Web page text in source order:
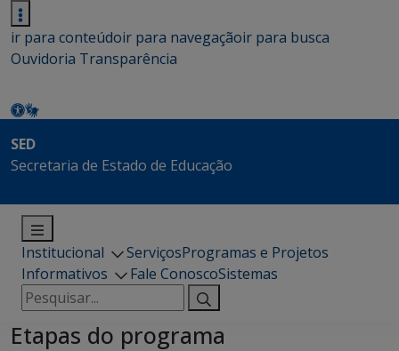
ir para conteúdoir para navegaçãoir para busca
Ouvidoria Transparência
SED
Secretaria de Estado de Educação
Institucional ServiçosProgramas e Projetos
Informativos
Fale ConoscoSistemas
Pesquisar
por:
Etapas do programa